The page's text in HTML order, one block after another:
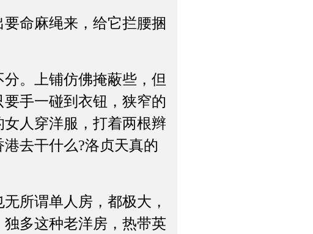
命麻绳来，给它拦腰捆
。上铺仿佛掩蔽些，但
手一碰到衣钮，狭窄的
人穿洋服，打着两根辫
去干什么?洛贞天真的
所谓单人房，都极大，
多这种老洋房，热带英